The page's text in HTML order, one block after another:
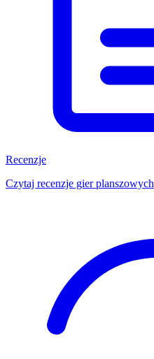
Recenzje
Czytaj recenzje gier planszowych